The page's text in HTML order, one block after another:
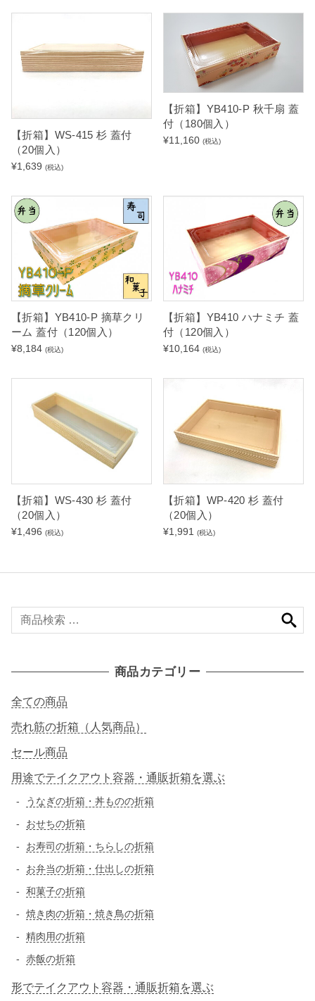
【折箱】WS-415 杉 蓋付
（20個入）
¥1,639 (税込)
【折箱】YB410-P 秋千扇 蓋
付（180個入）
¥11,160 (税込)
【折箱】YB410-P 摘草クリ
ーム 蓋付（120個入）
¥8,184 (税込)
【折箱】YB410 ハナミチ 蓋
付（120個入）
¥10,164 (税込)
【折箱】WS-430 杉 蓋付
（20個入）
¥1,496 (税込)
【折箱】WP-420 杉 蓋付
（20個入）
¥1,991 (税込)
検
索
:
商品カテゴリー
全ての商品
売れ筋の折箱（人気商品）
セール商品
用途でテイクアウト容器・通販折箱を選ぶ
うなぎの折箱・丼ものの折箱
おせちの折箱
お寿司の折箱・ちらしの折箱
お弁当の折箱・仕出しの折箱
和菓子の折箱
焼き肉の折箱・焼き鳥の折箱
精肉用の折箱
赤飯の折箱
形でテイクアウト容器・通販折箱を選ぶ